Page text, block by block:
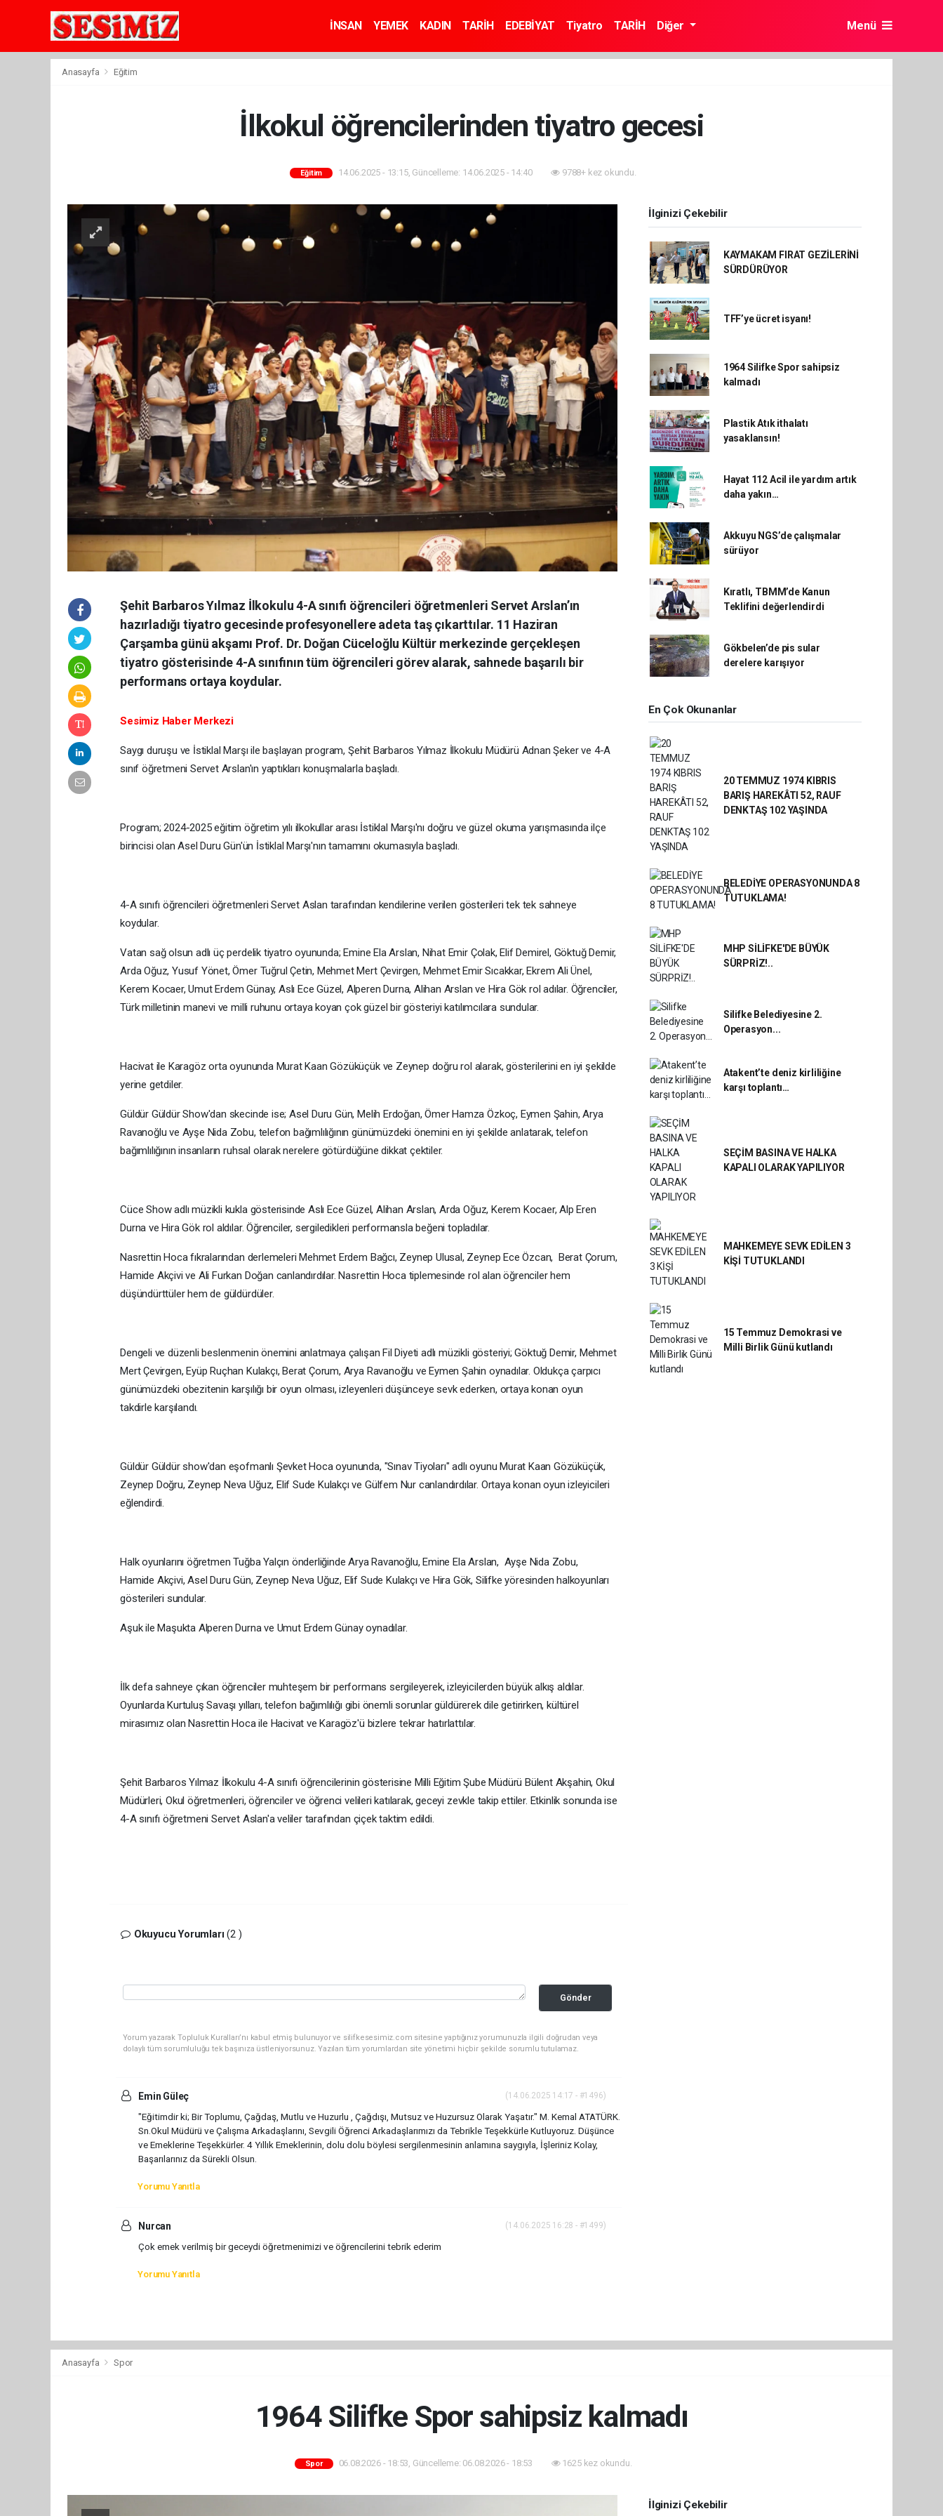
İNSAN YEMEK KADIN TARİH EDEBİYAT Tiyatro TARİH Diğer Menü
Anasayfa Eğitim
İlkokul öğrencilerinden tiyatro gecesi
Eğitim 14.06.2025 - 13:15, Güncelleme: 14.06.2025 - 14:40 9788+ kez okundu.
Şehit Barbaros Yılmaz İlkokulu 4-A sınıfı öğrencileri öğretmenleri Servet Arslan’ın
hazırladığı tiyatro gecesinde profesyonellere adeta taş çıkarttılar. 11 Haziran
Çarşamba günü akşamı Prof. Dr. Doğan Cüceloğlu Kültür merkezinde gerçekleşen
tiyatro gösterisinde 4-A sınıfının tüm öğrencileri görev alarak, sahnede başarılı bir
performans ortaya koydular.
Sesimiz Haber Merkezi
Saygı duruşu ve İstiklal Marşı ile başlayan program, Şehit Barbaros Yılmaz İlkokulu Müdürü Adnan Şeker ve 4-A
sınıf öğretmeni Servet Arslan'ın yaptıkları konuşmalarla başladı.
Program; 2024-2025 eğitim öğretim yılı ilkokullar arası İstiklal Marşı'nı doğru ve güzel okuma yarışmasında ilçe
birincisi olan Asel Duru Gün'ün İstiklal Marşı'nın tamamını okumasıyla başladı.
4-A sınıfı öğrencileri öğretmenleri Servet Aslan tarafından kendilerine verilen gösterileri tek tek sahneye
koydular.
Vatan sağ olsun adlı üç perdelik tiyatro oyununda; Emine Ela Arslan, Nihat Emir Çolak, Elif Demirel, Göktuğ Demir,
Arda Oğuz, Yusuf Yönet, Ömer Tuğrul Çetin, Mehmet Mert Çevirgen, Mehmet Emir Sıcakkar, Ekrem Ali Ünel,
Kerem Kocaer, Umut Erdem Günay, Aslı Ece Güzel, Alperen Durna, Alihan Arslan ve Hira Gök rol adılar. Öğrenciler,
Türk milletinin manevi ve milli ruhunu ortaya koyan çok güzel bir gösteriyi katılımcılara sundular.
Hacivat ile Karagöz orta oyununda Murat Kaan Gözüküçük ve Zeynep doğru rol alarak, gösterilerini en iyi şekilde
yerine getdiler.
Güldür Güldür Show'dan skecinde ise; Asel Duru Gün, Melih Erdoğan, Ömer Hamza Özkoç, Eymen Şahin, Arya
Ravanoğlu ve Ayşe Nida Zobu, telefon bağımlılığının günümüzdeki önemini en iyi şekilde anlatarak, telefon
bağımlılığının insanların ruhsal olarak nerelere götürdüğüne dikkat çektiler.
Cüce Show adlı müzikli kukla gösterisinde Aslı Ece Güzel, Alihan Arslan, Arda Oğuz, Kerem Kocaer, Alp Eren
Durna ve Hira Gök rol aldılar. Öğrenciler, sergiledikleri performansla beğeni topladılar.
Nasrettin Hoca fıkralarından derlemeleri Mehmet Erdem Bağcı, Zeynep Ulusal, Zeynep Ece Özcan, Berat Çorum,
Hamide Akçivi ve Ali Furkan Doğan canlandırdılar. Nasrettin Hoca tiplemesinde rol alan öğrenciler hem
düşündürttüler hem de güldürdüler.
Dengeli ve düzenli beslenmenin önemini anlatmaya çalışan Fil Diyeti adlı müzikli gösteriyi; Göktuğ Demir, Mehmet
Mert Çevirgen, Eyüp Ruçhan Kulakçı, Berat Çorum, Arya Ravanoğlu ve Eymen Şahin oynadılar. Oldukça çarpıcı
günümüzdeki obezitenin karşılığı bir oyun olması, izleyenleri düşünceye sevk ederken, ortaya konan oyun
takdirle karşılandı.
Güldür Güldür show'dan eşofmanlı Şevket Hoca oyununda, "Sınav Tiyoları" adlı oyunu Murat Kaan Gözüküçük,
Zeynep Doğru, Zeynep Neva Uğuz, Elif Sude Kulakçı ve Gülfem Nur canlandırdılar. Ortaya konan oyun izleyicileri
eğlendirdi.
Halk oyunlarını öğretmen Tuğba Yalçın önderliğinde Arya Ravanoğlu, Emine Ela Arslan, Ayşe Nida Zobu,
Hamide Akçivi, Asel Duru Gün, Zeynep Neva Uğuz, Elif Sude Kulakçı ve Hira Gök, Silifke yöresinden halkoyunları
gösterileri sundular.
Aşuk ile Maşukta Alperen Durna ve Umut Erdem Günay oynadılar.
İlk defa sahneye çıkan öğrenciler muhteşem bir performans sergileyerek, izleyicilerden büyük alkış aldılar.
Oyunlarda Kurtuluş Savaşı yılları, telefon bağımlılığı gibi önemli sorunlar güldürerek dile getirirken, kültürel
mirasımız olan Nasrettin Hoca ile Hacivat ve Karagöz'ü bizlere tekrar hatırlattılar.
Şehit Barbaros Yılmaz İlkokulu 4-A sınıfı öğrencilerinin gösterisine Milli Eğitim Şube Müdürü Bülent Akşahin, Okul
Müdürleri, Okul öğretmenleri, öğrenciler ve öğrenci velileri katılarak, geceyi zevkle takip ettiler. Etkinlik sonunda ise
4-A sınıfı öğretmeni Servet Aslan'a veliler tarafından çiçek taktim edildi.
Okuyucu Yorumları(2 )
Gönder
Yorum yazarak Topluluk Kuralları’nı kabul etmiş bulunuyor ve silifkesesimiz.com sitesine yaptığınız yorumunuzla ilgili doğrudan veya
dolaylı tüm sorumluluğu tek başınıza üstleniyorsunuz. Yazılan tüm yorumlardan site yönetimi hiçbir şekilde sorumlu tutulamaz.
Emin Güleç (14.06.2025 14:17 - #1496)
"Eğitimdir ki; Bir Toplumu, Çağdaş, Mutlu ve Huzurlu , Çağdışı, Mutsuz ve Huzursuz Olarak Yaşatır." M. Kemal ATATÜRK.
Sn.Okul Müdürü ve Çalışma Arkadaşlarını, Sevgili Öğrenci Arkadaşlarımızı da Tebrikle Teşekkürle Kutluyoruz. Düşünce
ve Emeklerine Teşekkürler. 4 Yıllık Emeklerinin, dolu dolu böylesi sergilenmesinin anlamına saygıyla, İşleriniz Kolay,
Başarılarınız da Sürekli Olsun.
Yorumu Yanıtla
Nurcan (14.06.2025 16:28 - #1499)
Çok emek verilmiş bir geceydi öğretmenimizi ve öğrencilerini tebrik ederim
Yorumu Yanıtla
İlginizi Çekebilir
KAYMAKAM FIRAT GEZİLERİNİ
SÜRDÜRÜYOR
TFF’ye ücret isyanı!
1964 Silifke Spor sahipsiz
kalmadı
Plastik Atık ithalatı
yasaklansın!
Hayat 112 Acil ile yardım artık
daha yakın…
Akkuyu NGS’de çalışmalar
sürüyor
Kıratlı, TBMM’de Kanun
Teklifini değerlendirdi
Gökbelen’de pis sular
derelere karışıyor
En Çok Okunanlar
20 TEMMUZ 1974 KIBRIS
BARIŞ HAREKÂTI 52, RAUF
DENKTAŞ 102 YAŞINDA
BELEDİYE OPERASYONUNDA 8
TUTUKLAMA!
MHP SİLİFKE'DE BÜYÜK
SÜRPRİZ!..
Silifke Belediyesine 2.
Operasyon...
Atakent’te deniz kirliliğine
karşı toplantı…
SEÇİM BASINA VE HALKA
KAPALI OLARAK YAPILIYOR
MAHKEMEYE SEVK EDİLEN 3
KİŞİ TUTUKLANDI
15 Temmuz Demokrasi ve
Milli Birlik Günü kutlandı
Anasayfa Spor
1964 Silifke Spor sahipsiz kalmadı
Spor 06.08.2026 - 18:53, Güncelleme: 06.08.2026 - 18:53 1625 kez okundu.
İlginizi Çekebilir